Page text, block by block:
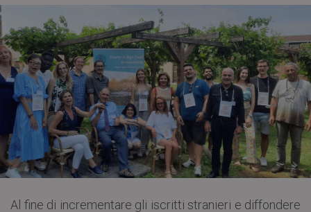
Al fine di incrementare gli iscritti stranieri e diffondere